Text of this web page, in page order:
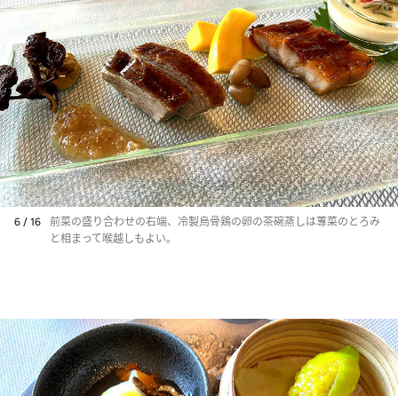
6 / 16
前菜の盛り合わせの右端、冷製烏骨鶏の卵の茶碗蒸しは蓴菜のとろみ
と相まって喉越しもよい。